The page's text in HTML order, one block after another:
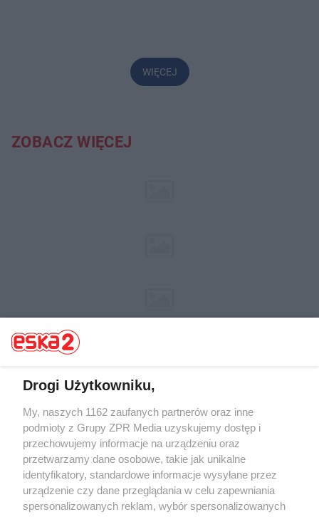
WIĘCEJ
ZOBACZ WIĘCEJ
Żaden utwór zamieszczony w serwisie nie może być powielany i
rozpowszechniany lub dalej rozpowszechniany w jakikolwiek sposób (w
tym także elektroniczny lub mechaniczny) na jakimkolwiek polu
eksploatacji w jakiejkolwiek formie, włącznie z umieszczaniem w Internecie
bez pisemnej zgody właściciela praw. Jakiekolwiek użycie lub
wykorzystanie utworów w całości lub w części z naruszeniem prawa, tzn.
bez właściwej zgody, jest zabronione pod groźbą kary i może być ścigane
prawnie.
Drogi Użytkowniku,
My, naszych 1162 zaufanych partnerów oraz inne
podmioty z Grupy ZPR Media uzyskujemy dostęp i
przechowujemy informacje na urządzeniu oraz
przetwarzamy dane osobowe, takie jak unikalne
identyfikatory, standardowe informacje wysyłane przez
urządzenie czy dane przeglądania w celu zapewniania
spersonalizowanych reklam, wybór spersonalizowanych